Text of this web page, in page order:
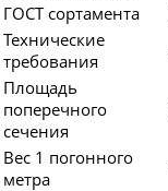
ГОСТ сортамента
Технические
требования
Площадь
поперечного
сечения
Вес 1 погонного
метра